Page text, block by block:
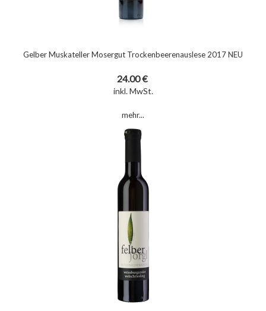
Gelber Muskateller Mosergut Trockenbeerenauslese 2017 NEU
24.00 €
inkl. MwSt.
mehr...